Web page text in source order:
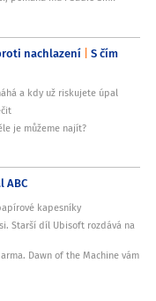
nachlazení S čím
a kdy už riskujete úpal
je můžeme najít?
ABC
kapesníky
Starší díl Ubisoft rozdává na
Dawn of the Machine vám